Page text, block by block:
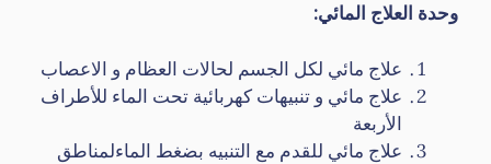
وحدة العلاج المائي:
علاج مائي لكل الجسم لحالات العظام و الاعصاب
علاج مائي و تنبيهات كهربائية تحت الماء للأطراف
الأربعة
علاج مائي للقدم مع التنبيه بضغط الماءلمناطق